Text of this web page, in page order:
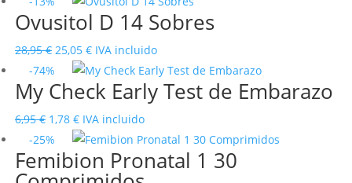
original
9,95 €.
actual
5,56 €.
Ovusitol D 14 Sobres
28,95€ El
precio
original
28,95 €.
25,05 €El
precio
actual
IVA incluido
-74%
My Check Early Test de Embarazo
6,95€ El
precio
original
era:
1,78 €El
precio
actual
es:
IVA incluido
-25%
Femibion Pronatal 1 30